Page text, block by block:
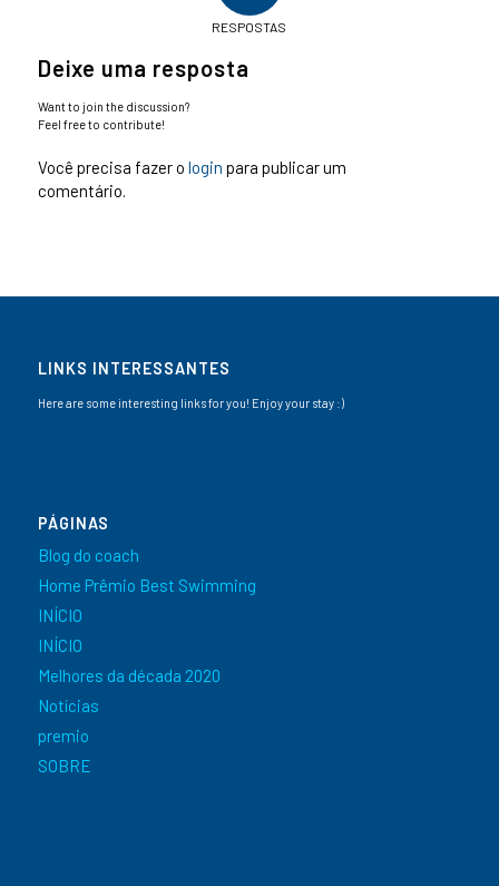
RESPOSTAS
Deixe uma resposta
Want to join the discussion?
Feel free to contribute!
Você precisa fazer o login para publicar um
comentário.
LINKS INTERESSANTES
Here are some interesting links for you! Enjoy your stay :)
PÁGINAS
Blog do coach
Home Prêmio Best Swimming
INÍCIO
INÍCIO
Melhores da década 2020
Notícias
premio
SOBRE